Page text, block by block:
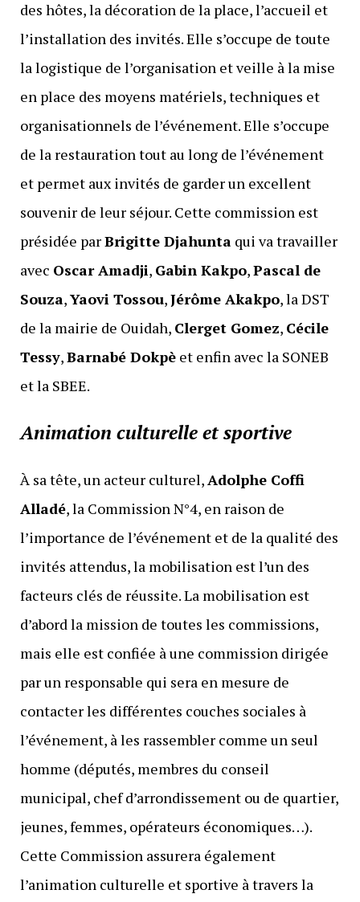
des hôtes, la décoration de la place, l’accueil et
l’installation des invités. Elle s’occupe de toute
la logistique de l’organisation et veille à la mise
en place des moyens matériels, techniques et
organisationnels de l’événement. Elle s’occupe
de la restauration tout au long de l’événement
et permet aux invités de garder un excellent
souvenir de leur séjour. Cette commission est
présidée parBrigitte Djahunta qui va travailler
avec Oscar Amadji, Gabin Kakpo,Pascal de
Souza,Yaovi Tossou,Jérôme Akakpo, la DST
de la mairie de Ouidah, Clerget Gomez, Cécile
Tessy,Barnabé Dokpèet enfin avec la SONEB
et la SBEE.
Animation culturelle et sportive
À sa tête, un acteur culturel, Adolphe Coffi
Alladé, la Commission N°4, en raison de
l’importance de l’événement et de la qualité des
invités attendus, la mobilisation est l’un des
facteurs clés de réussite. La mobilisation est
d’abord la mission de toutes les commissions,
mais elle est confiée à une commission dirigée
par un responsable qui sera en mesure de
contacter les différentes couches sociales à
l’événement, à les rassembler comme un seul
homme (députés, membres du conseil
municipal, chef d’arrondissement ou de quartier,
jeunes, femmes, opérateurs économiques…).
Cette Commission assurera également
l’animation culturelle et sportive à travers la